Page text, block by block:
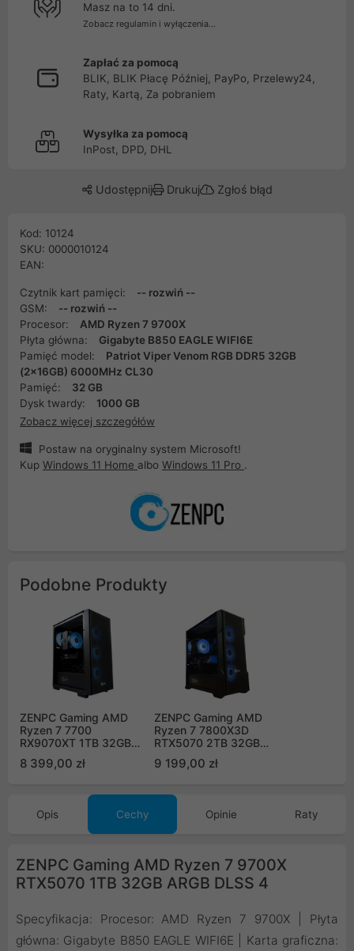
Masz na to 14 dni.
Zobacz regulamin i wyłączenia...
Zapłać za pomocą
BLIK, BLIK Płacę Później, PayPo, Przelewy24,
Raty, Kartą, Za pobraniem
Wysyłka za pomocą
InPost, DPD, DHL
Udostępnij Drukuj Zgłoś błąd
Kod: 10124
SKU: 0000010124
EAN:
Czytnik kart pamięci:
-- rozwiń --
GSM:
-- rozwiń --
Procesor:
AMD Ryzen 7 9700X
Płyta główna:
Gigabyte B850 EAGLE WIFI6E
Pamięć model:
Patriot Viper Venom RGB DDR5 32GB
(2x16GB) 6000MHz CL30
Pamięć:
32 GB
Dysk twardy:
1000 GB
Zobacz więcej szczegółów
Postaw na oryginalny system Microsoft!
Kup Windows 11 Home albo Windows 11 Pro .
Podobne Produkty
ZENPC Gaming AMD
Ryzen 7 7700
RX9070XT 1TB 32GB
Flow ARGB
8 399,00 zł
ZENPC Gaming AMD
Ryzen 7 7800X3D
RTX5070 2TB 32GB
DLSS 4
9 199,00 zł
Opis Cechy Opinie Raty
ZENPC Gaming AMD Ryzen 7 9700X
RTX5070 1TB 32GB ARGB DLSS 4
Specyfikacja: Procesor: AMD Ryzen 7 9700X | Płyta
główna: Gigabyte B850 EAGLE WIFI6E | Karta graficzna: